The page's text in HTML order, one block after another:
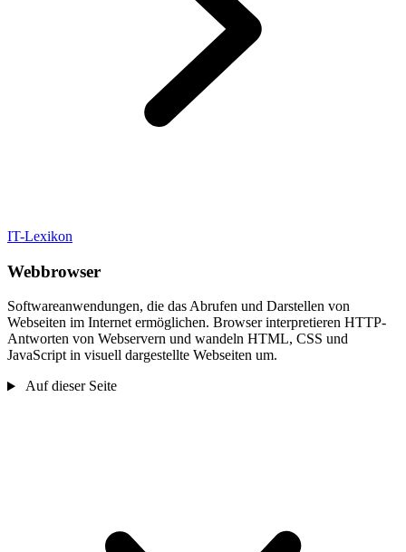
IT-Lexikon
Webbrowser
Softwareanwendungen, die das Abrufen und Darstellen von
Webseiten im Internet ermöglichen. Browser interpretieren HTTP-
Antworten von Webservern und wandeln HTML, CSS und
JavaScript in visuell dargestellte Webseiten um.
Auf dieser Seite